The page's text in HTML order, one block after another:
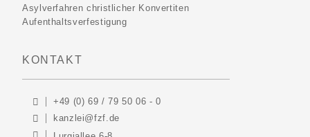
Asylverfahren christlicher Konvertiten
Aufenthaltsverfestigung
KONTAKT
+49 (0) 69 / 79 50 06 - 0
kanzlei@fzf.de